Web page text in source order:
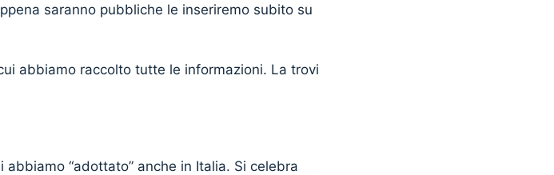
saranno pubbliche le inseriremo subito su
abbiamo raccolto tutte le informazioni. La trovi
abbiamo “adottato” anche in Italia. Si celebra